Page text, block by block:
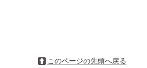
このページの先頭へ戻る